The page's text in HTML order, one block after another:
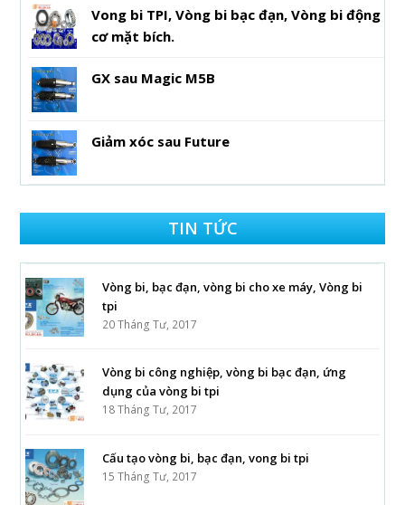
Vong bi TPI, Vòng bi bạc đạn, Vòng bi động
cơ mặt bích.
GX sau Magic M5B
Giảm xóc sau Future
TIN TỨC
Vòng bi, bạc đạn, vòng bi cho xe máy, Vòng bi
tpi
20 Tháng Tư, 2017
Vòng bi công nghiệp, vòng bi bạc đạn, ứng
dụng của vòng bi tpi
18 Tháng Tư, 2017
Cấu tạo vòng bi, bạc đạn, vong bi tpi
15 Tháng Tư, 2017